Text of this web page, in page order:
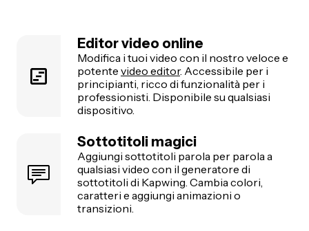
Editor video online
Modifica i tuoi video con il nostro veloce e
potente video editor. Accessibile per i
principianti, ricco di funzionalità per i
professionisti. Disponibile su qualsiasi
dispositivo.
Sottotitoli magici
Aggiungi sottotitoli parola per parola a
qualsiasi video con il generatore di
sottotitoli di Kapwing. Cambia colori,
caratteri e aggiungi animazioni o
transizioni.